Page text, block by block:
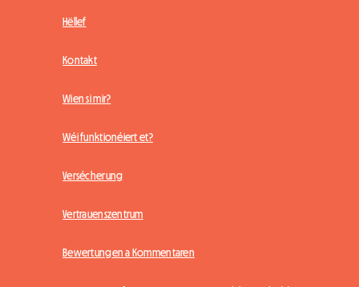
Hëllef
Kontakt
Wien si mir?
Wéi funktionéiert et?
Versécherung
Vertrauenszentrum
Bewertungen a Kommentaren